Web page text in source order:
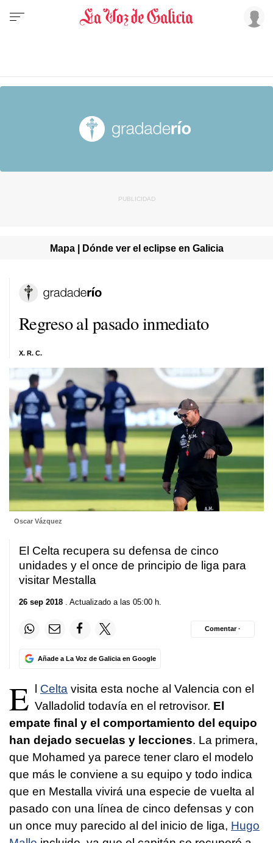
Mapa | Dónde ver el eclipse en Galicia
Regreso al pasado inmediato
X. R. C.
Oscar Vázquez
El Celta recupera su defensa de cinco
unidades y el once de principio de liga para
visitar Mestalla
26 sep 2018 . Actualizado a las 05:00 h.
Añade a La Voz de Galicia en Google
Comentar ·
E l Celta visita esta noche al Valencia con el
Valladolid todavía en el retrovisor. El
empate final y el comportamiento del equipo
han dejado secuelas y lecciones. La primera,
que Mohamed ya parece tener claro el modelo
que más le conviene a su equipo y todo indica
que en Mestalla vivirá una especie de vuelta al
pasado con una línea de cinco defensas y con
un once muy parecido al del inicio de liga, Hugo